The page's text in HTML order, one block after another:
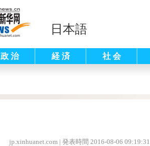
日本語
政 治 経 済 社 会
jp.xinhuanet.com | 発表時間 2016-08-06 09:19:31